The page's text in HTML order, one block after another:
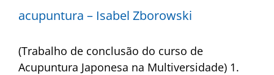
acupuntura – Isabel Zborowski
(Trabalho de conclusão do curso de
Acupuntura Japonesa na Multiversidade) 1.